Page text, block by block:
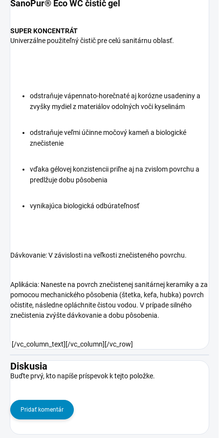
SanoPur® Eco WC čistič gel
SUPER KONCENTRÁT
Univerzálne použiteľný čistič pre celú sanitárnu oblasť.
odstraňuje vápennato-horečnaté aj korózne usadeniny a
zvyšky mydiel z materiálov odolných voči kyselinám
odstraňuje veľmi účinne močový kameň a biologické
znečistenie
vďaka gélovej konzistencii priľne aj na zvislom povrchu a
predlžuje dobu pôsobenia
vynikajúca biologická odbúrateľnosť
Dávkovanie: V závislosti na veľkosti znečisteného povrchu.
Aplikácia: Naneste na povrch znečistenej sanitárnej keramiky a za
pomocou mechanického pôsobenia (štetka, kefa, hubka) povrch
očistite, následne opláchnite čistou vodou. V prípade silného
znečistenia zvýšte dávkovanie a dobu pôsobenia.
[/vc_column_text][/vc_column][/vc_row]
Diskusia
Buďte prvý, kto napíše príspevok k tejto položke.
Pridať komentár